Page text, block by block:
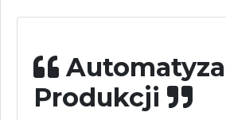
Produkcji